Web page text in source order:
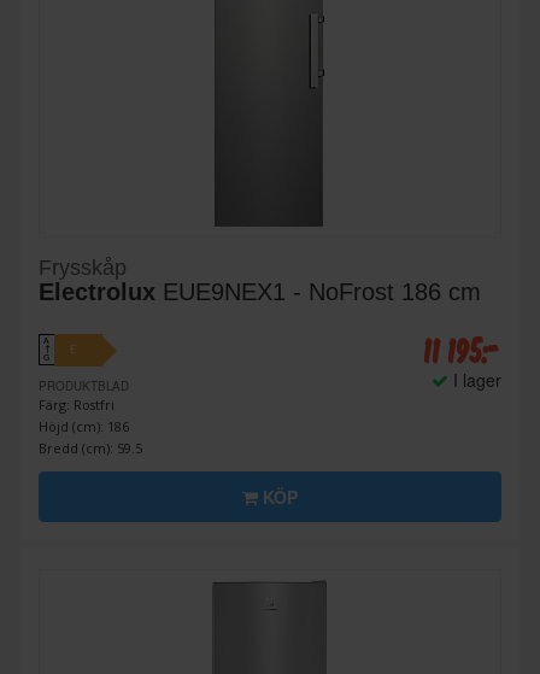
Frysskåp
Electrolux EUE9NEX1 - NoFrost 186 cm
A
↑
G
E
PRODUKTBLAD
Färg: Rostfri
Höjd (cm): 186
Bredd (cm): 59.5
11 195:-
I lager
KÖP